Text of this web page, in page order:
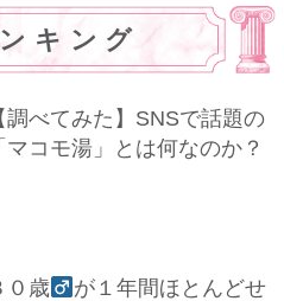
キング
調べてみた】SNSで話題の
マコモ湯」とは何なのか？
０歳
が１年間ほとんどせ